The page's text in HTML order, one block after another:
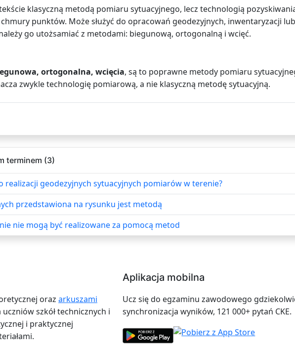
klasyczną metodą pomiaru sytuacyjnego, lecz technologią
punktów. Może służyć do opracowań geodezyjnych, inwentaryzacji
go utożsamiać z metodami: biegunową, ortogonalną i wcięć.
ortogonalna, wcięcia, są to poprawne metody pomiaru
zwykle technologię pomiarową, a nie klasyczną metodę sytuacyjną.
terminem (3)
realizacji geodezyjnych sytuacyjnych pomiarów w terenie?
przedstawiona na rysunku jest metodą
nie mogą być realizowane za pomocą metod
oraz arkuszami
szkół technicznych i
i praktycznej
Aplikacja mobilna
Ucz się do egzaminu zawodowego
synchronizacja wyników, 121 000+ pytań CKE.